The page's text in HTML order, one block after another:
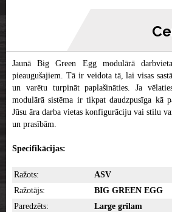
Jaunā Big Green Egg modulārā
pieaugušajiem. Tā ir veidota tā, lai visas
un varētu turpināt paplašināties. Ja
modulārā sistēma ir tikpat daudzpusīga kā
Jūsu āra darba vietas konfigurāciju vai stilu
un prasībām.
Specifikācijas:
Ražots:
ASV
Ražotājs:
BIG GREEN EGG
Paredzēts:
Large grilam